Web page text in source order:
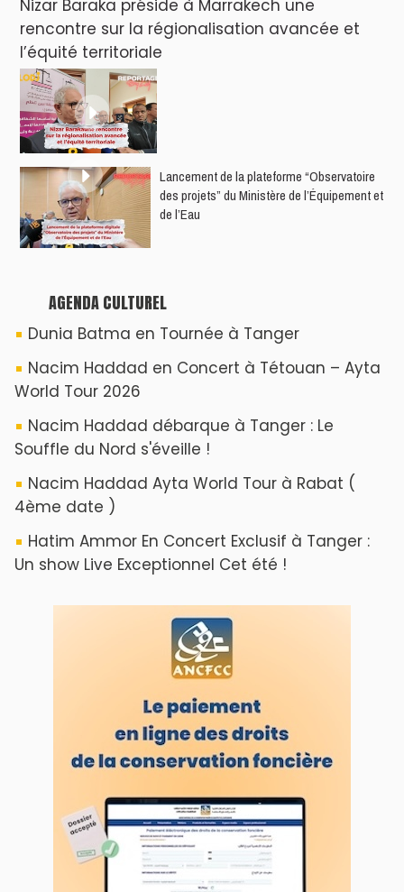
Nacim Haddad débarque à Tanger : Le
Souffle du Nord s'éveille !
Nacim Haddad Ayta World Tour à Rabat (
4ème date )
Hatim Ammor En Concert Exclusif à Tanger :
Un show Live Exceptionnel Cet été !
ABOUT US
A propos de L'ODJ
VOS CONTRIBUTIONS
Proposer votre article
LODJ VIDÉO
L'ODJ LIVE TV
LODJ AUDIO